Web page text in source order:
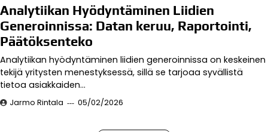
Analytiikan Hyödyntäminen Liidien
Generoinnissa: Datan keruu, Raportointi,
Päätöksenteko
Analytiikan hyödyntäminen liidien generoinnissa on keskeinen
tekijä yritysten menestyksessä, sillä se tarjoaa syvällistä
tietoa asiakkaiden…
Jarmo Rintala 05/02/2026